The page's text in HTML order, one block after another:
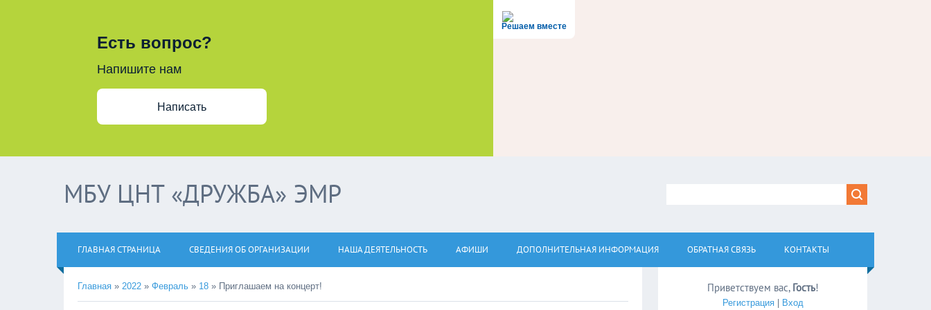
Решаем вместе
Есть вопрос?
Напишите нам
Написать
МБУ ЦНТ «ДРУЖБА» ЭМР
ГЛАВНАЯ СТРАНИЦА СВЕДЕНИЯ ОБ ОРГАНИЗАЦИИ НАША ДЕЯТЕЛЬНОСТЬ АФИШИ ДОПОЛНИТЕЛЬНАЯ ИНФОРМАЦИЯ ОБРАТНАЯ СВЯЗЬ КОНТАКТЫ
Главная » 2022 » Февраль » 18 » Приглашаем на концерт! Приветствуем вас, Гость!
Регистрация| Вход